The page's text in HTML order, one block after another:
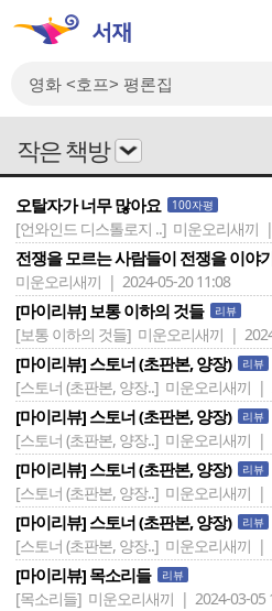
작은 책방
오탈자가 너무 많아요 100자평
[언와인드 디스톨로지 ..] 미운오리새끼
전쟁을 모르는 사람들이 전쟁을 이야
미운오리새끼 | 2024-05-20 11:08
[마이리뷰] 보통 이하의 것들 리뷰
[보통 이하의 것들] 미운오리새끼 |
[마이리뷰] 스토너 (초판본, 양장) 리뷰
[스토너 (초판본, 양장..] 미운오리새끼 |
[마이리뷰] 스토너 (초판본, 양장) 리뷰
[스토너 (초판본, 양장..] 미운오리새끼 |
[마이리뷰] 스토너 (초판본, 양장) 리뷰
[스토너 (초판본, 양장..] 미운오리새끼 |
[마이리뷰] 스토너 (초판본, 양장) 리뷰
[스토너 (초판본, 양장..] 미운오리새끼 |
[마이리뷰] 목소리들 리뷰
[목소리들] 미운오리새끼 | 2024-03-05